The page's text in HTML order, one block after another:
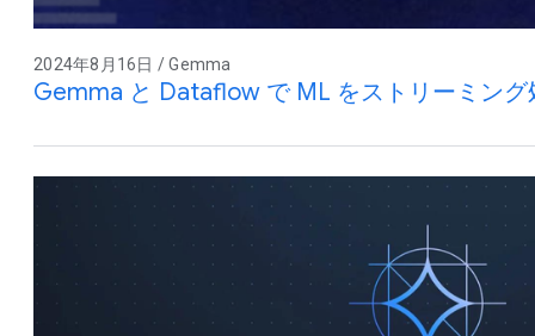
2024年8月16日 / Gemma
Gemma と Dataflow で ML をストリーミング